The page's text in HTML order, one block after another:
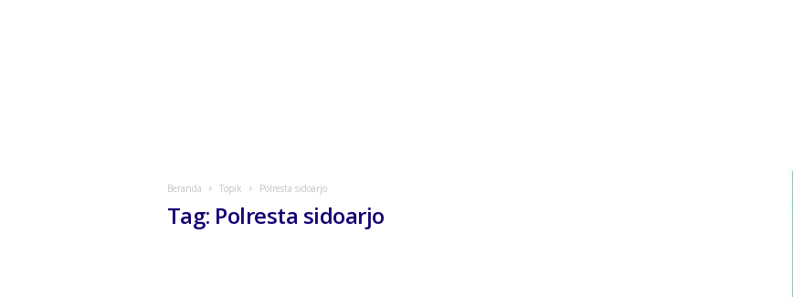
Beranda Topik Polresta sidoarjo
Tag: Polresta sidoarjo